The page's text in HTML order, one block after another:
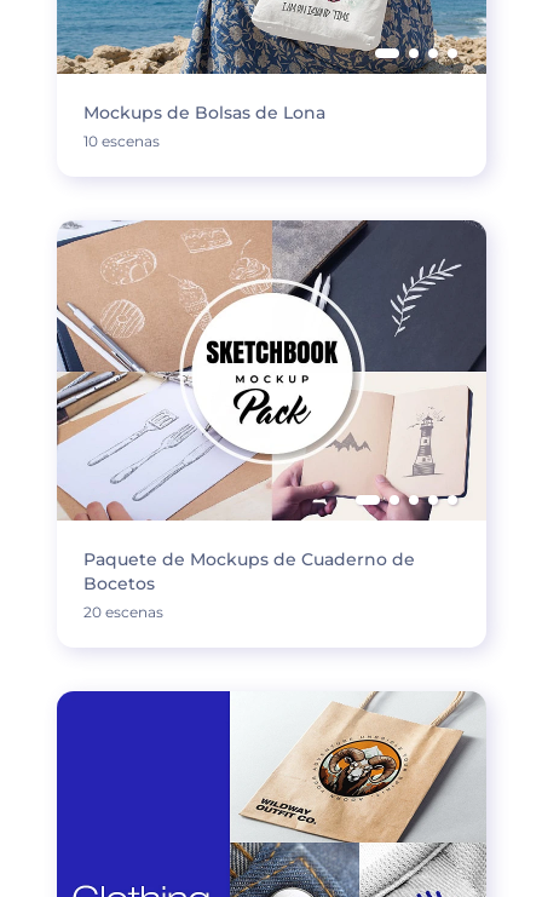
Mockups de Bolsas de Lona
10 escenas
Paquete de Mockups de Cuaderno de
Bocetos
20 escenas